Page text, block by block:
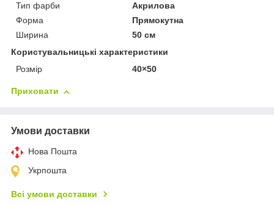
Тип фарби
Акрилова
Форма
Прямокутна
Ширина
50 см
Користувальницькі характеристики
Розмір
40×50
Приховати
Умови доставки
Нова Пошта
Укрпошта
Всі умови доставки